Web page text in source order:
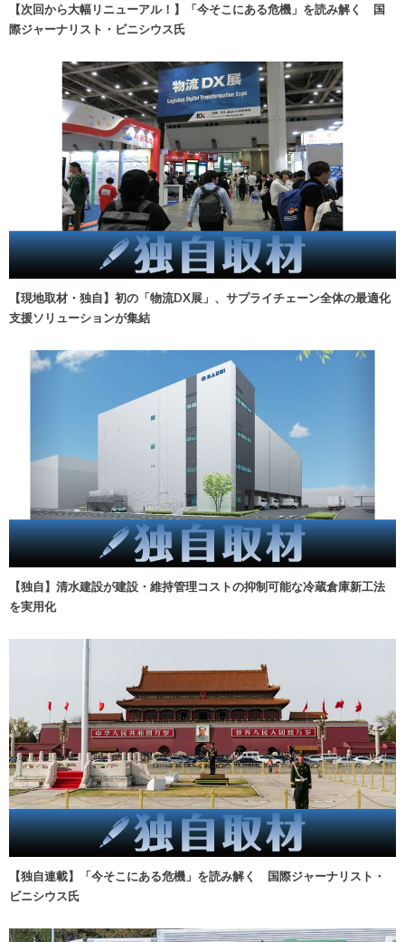
【次回から大幅リニューアル！】「今そこにある危機」を読み解く 国
際ジャーナリスト・ビニシウス氏
【現地取材・独自】初の「物流DX展」、サプライチェーン全体の最適化
支援ソリューションが集結
【独自】清水建設が建設・維持管理コストの抑制可能な冷蔵倉庫新工法
を実用化
【独自連載】「今そこにある危機」を読み解く 国際ジャーナリスト・
ビニシウス氏